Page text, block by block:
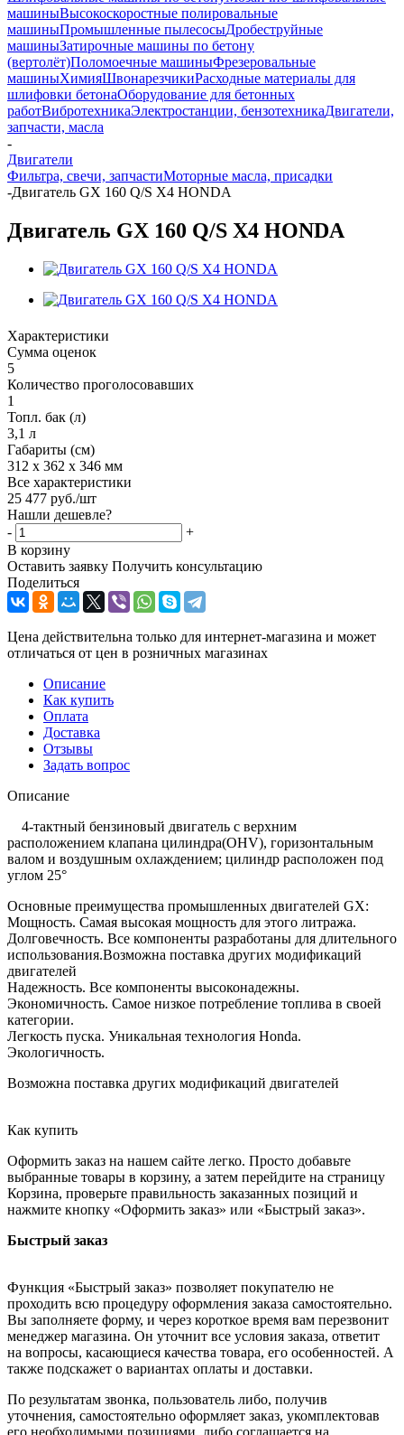
машиныВысокоскоростные полировальные
машиныПромышленные пылесосыДробеструйные
машиныЗатирочные машины по бетону
(вертолёт)Поломоечные машиныФрезеровальные
машиныХимияШвонарезчикиРасходные материалы для
шлифовки бетонаОборудование для бетонных
работВибротехникаЭлектростанции, бензотехникаДвигатели,
запчасти, масла
-
Двигатели
Фильтра, свечи, запчастиМоторные масла, присадки
-Двигатель GX 160 Q/S X4 HONDA
Двигатель GX 160 Q/S X4 HONDA
Характеристики
Сумма оценок
5
Количество проголосовавших
1
Топл. бак (л)
3,1 л
Габариты (см)
312 x 362 x 346 мм
Все характеристики
25 477 руб./шт
Нашли дешевле?
-
+
В корзину
Оставить заявку Получить консультацию
Поделиться
Цена действительна только для интернет-магазина и может
отличаться от цен в розничных магазинах
Описание
Как купить
Оплата
Доставка
Отзывы
Задать вопрос
Описание
4-тактный бензиновый двигатель с верхним
расположением клапана цилиндра(OHV), горизонтальным
валом и воздушным охлаждением; цилиндр расположен под
углом 25°
Основные преимущества промышленных двигателей GX:
Мощность. Самая высокая мощность для этого литража.
Долговечность. Все компоненты разработаны для длительного
использования.Возможна поставка других модификаций
двигателей
Надежность. Все компоненты высоконадежны.
Экономичность. Самое низкое потребление топлива в своей
категории.
Легкость пуска. Уникальная технология Honda.
Экологичность.
Возможна поставка других модификаций двигателей
Как купить
Оформить заказ на нашем сайте легко. Просто добавьте
выбранные товары в корзину, а затем перейдите на страницу
Корзина, проверьте правильность заказанных позиций и
нажмите кнопку «Оформить заказ» или «Быстрый заказ».
Быстрый заказ
Функция «Быстрый заказ» позволяет покупателю не
проходить всю процедуру оформления заказа самостоятельно.
Вы заполняете форму, и через короткое время вам перезвонит
менеджер магазина. Он уточнит все условия заказа, ответит
на вопросы, касающиеся качества товара, его особенностей. А
также подскажет о вариантах оплаты и доставки.
По результатам звонка, пользователь либо, получив
уточнения, самостоятельно оформляет заказ, укомплектовав
его необходимыми позициями, либо соглашается на